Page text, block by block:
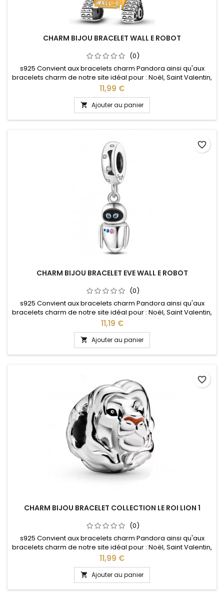
CHARM BIJOU BRACELET WALL E ROBOT
(0)
s925 Convient aux bracelets charm Pandora ainsi qu'aux
bracelets charm de notre site idéal pour : Noël, Saint Valentin,
anniversaire, anniversaire de mariage
Prix
11,99 €
 Ajouter au panier
CHARM BIJOU BRACELET EVE WALL E ROBOT
(0)
s925 Convient aux bracelets charm Pandora ainsi qu'aux
bracelets charm de notre site idéal pour : Noël, Saint Valentin,
anniversaire, anniversaire de mariage
Prix
11,19 €
 Ajouter au panier
favorite_border
CHARM BIJOU BRACELET COLLECTION LE ROI LION 1
(0)
s925 Convient aux bracelets charm Pandora ainsi qu'aux
bracelets charm de notre site idéal pour : Noël, Saint Valentin,
anniversaire, anniversaire de mariage
Prix
11,99 €
 Ajouter au panier
favorite_border